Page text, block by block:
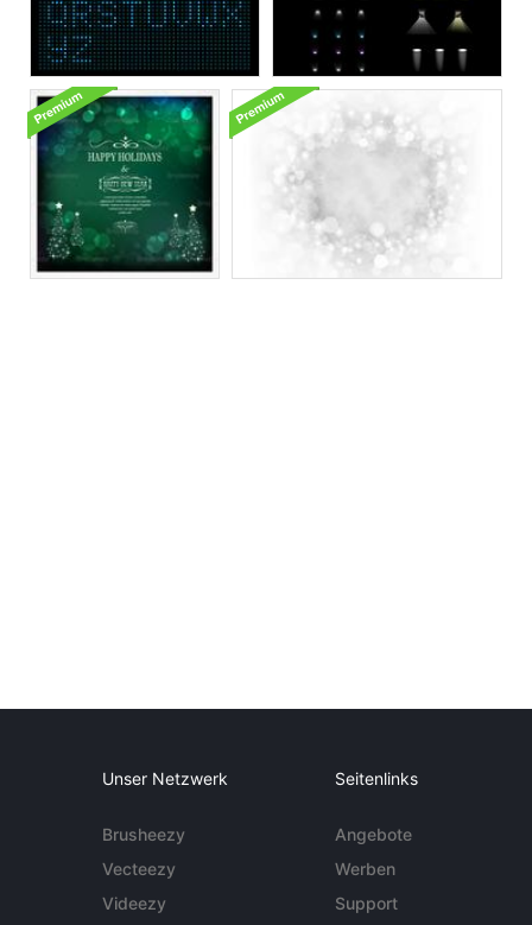
Unser Netzwerk
Brusheezy
Vecteezy
Videezy
Seitenlinks
Angebote
Werben
Support